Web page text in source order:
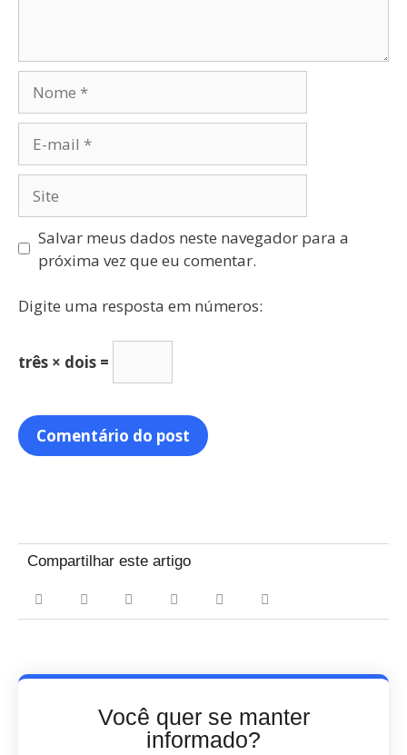
Salvar meus dados neste navegador para a
próxima vez que eu comentar.
Digite uma resposta em números:
três × dois =
Compartilhar este artigo
Você quer se manter
informado?